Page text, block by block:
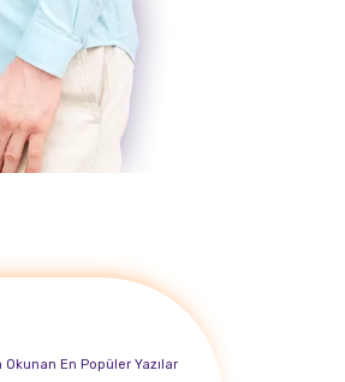
Okunan En Popüler Yazılar